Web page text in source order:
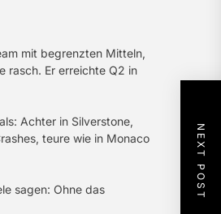
mit begrenzten Mitteln,
rasch. Er erreichte Q2 in
Achter in Silverstone,
teure wie in Monaco
sagen: Ohne das
NEXT POST